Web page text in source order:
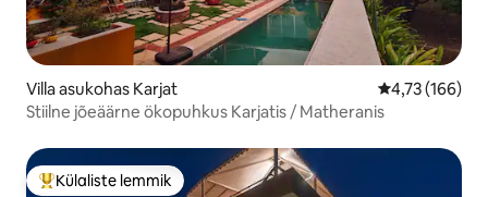
Villa asukohas Karjat Keskmine
4,73 (166)
Stiilne jõeäärne ökopuhkus Karjatis / Matheranis
Külaliste suur lemmik
Külaliste lemmik